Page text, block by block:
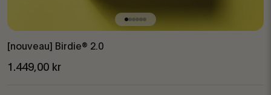
Aller à l'élément 1
Aller à l'élément 2
Aller à l'élément 3
Aller à l'élément 4
Aller à l'élément 5
Aller à l'élément 6
[nouveau] Birdie® 2.0
Prix de vente
1.449,00 kr